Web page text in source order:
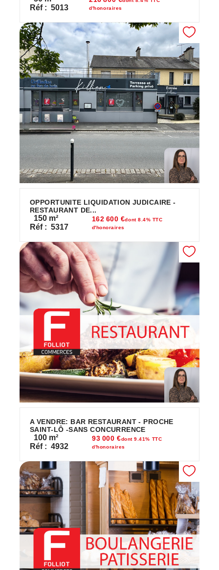
Réf : 5013
d'honoraires
OPPORTUNITE LIQUIDATION JUDICAIRE -
RESTAURANT DE...
150 m²
Réf : 5317
162 600 €dont 8.4% TTC
d'honoraires
A VENDRE: BAR RESTAURANT - PROCHE
SAINT-LÔ -SANS CONCURRENCE
100 m²
Réf : 4932
93 000 €dont 9.41% TTC
d'honoraires